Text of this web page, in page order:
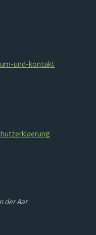
und-kontakt
der Aar